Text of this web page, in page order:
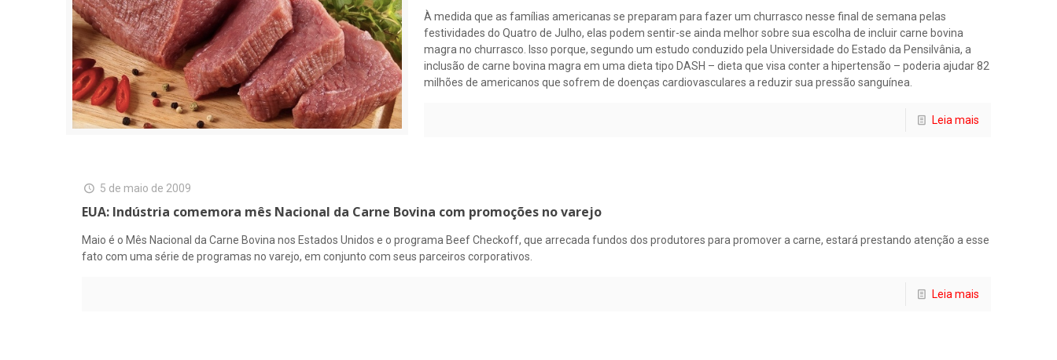
À medida que as famílias americanas se preparam para fazer um churrasco nesse final de semana pelas
festividades do Quatro de Julho, elas podem sentir-se ainda melhor sobre sua escolha de incluir carne bovina
magra no churrasco. Isso porque, segundo um estudo conduzido pela Universidade do Estado da Pensilvânia, a
inclusão de carne bovina magra em uma dieta tipo DASH – dieta que visa conter a hipertensão – poderia ajudar 82
milhões de americanos que sofrem de doenças cardiovasculares a reduzir sua pressão sanguínea.
Leia mais
5 de maio de 2009
EUA: Indústria comemora mês Nacional da Carne Bovina com promoções no varejo
Maio é o Mês Nacional da Carne Bovina nos Estados Unidos e o programa Beef Checkoff, que arrecada fundos dos produtores para promover a carne, estará prestando atenção a esse
fato com uma série de programas no varejo, em conjunto com seus parceiros corporativos.
Leia mais